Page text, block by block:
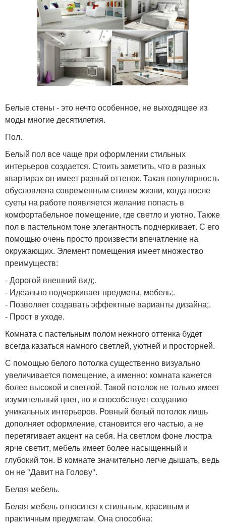
Белые стены - это нечто особенное, не выходящее из
моды многие десятилетия.
Пол.
Белый пол все чаще при оформлении стильных
интерьеров создается. Стоить заметить, что в разных
квартирах он имеет разный оттенок. Такая популярность
обусловлена современным стилем жизни, когда после
суеты на работе появляется желание попасть в
комфортабельное помещение, где светло и уютно. Также
пол в пастельном тоне элегантность подчеркивает. С его
помощью очень просто произвести впечатление на
окружающих. Элемент помещения имеет множество
преимуществ:
- Дорогой внешний вид;.
- Идеально подчеркивает предметы, мебель;.
- Позволяет создавать эффектные варианты дизайна;.
- Прост в уходе.
Комната с пастельным полом нежного оттенка будет
всегда казаться намного светлей, уютней и просторней.
С помощью белого потолка существенно визуально
увеличивается помещение, а именно: комната кажется
более высокой и светлой. Такой потолок не только имеет
изумительный цвет, но и способствует созданию
уникальных интерьеров. Ровный белый потолок лишь
дополняет оформление, становится его частью, а не
перетягивает акцент на себя. На светлом фоне люстра
ярче светит, мебель имеет более насыщенный и
глубокий тон. В комнате значительно легче дышать, ведь
он не "Давит на Голову".
Белая мебель.
Белая мебель относится к стильным, красивым и
практичным предметам. Она способна: